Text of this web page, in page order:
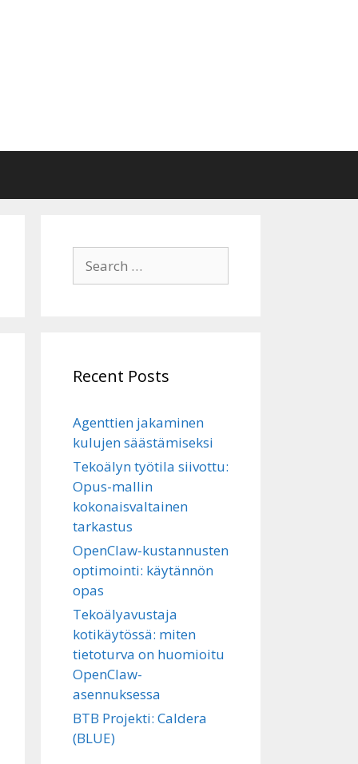
for:
Recent Posts
Agenttien jakaminen
kulujen säästämiseksi
Tekoälyn työtila siivottu:
Opus-mallin
kokonaisvaltainen
tarkastus
OpenClaw-kustannusten
optimointi: käytännön
opas
Tekoälyavustaja
kotikäytössä: miten
tietoturva on huomioitu
OpenClaw-
asennuksessa
BTB Projekti: Caldera
(BLUE)